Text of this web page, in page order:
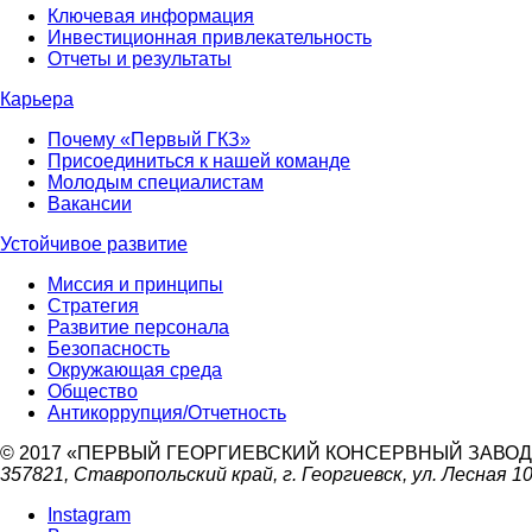
Ключевая информация
Инвестиционная привлекательность
Отчеты и результаты
Карьера
Почему «Первый ГКЗ»
Присоединиться к нашей команде
Молодым специалистам
Вакансии
Устойчивое развитие
Миссия и принципы
Стратегия
Развитие персонала
Безопасность
Окружающая среда
Общество
Антикоррупция/Отчетность
© 2017 «ПЕРВЫЙ ГЕОРГИЕВСКИЙ КОНСЕРВНЫЙ
357821, Ставропольский край, г. Георгиевск, ул. Лесная 10
Instagram